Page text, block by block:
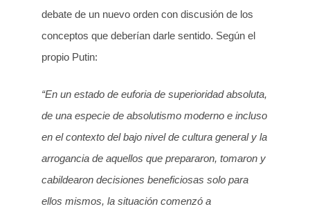
debate de un nuevo orden con discusión de los
conceptos que deberían darle sentido. Según el
propio Putin:
“En un estado de euforia de superioridad absoluta,
de una especie de absolutismo moderno e incluso
en el contexto del bajo nivel de cultura general y la
arrogancia de aquellos que prepararon, tomaron y
cabildearon decisiones beneficiosas solo para
ellos mismos, la situación comenzó a